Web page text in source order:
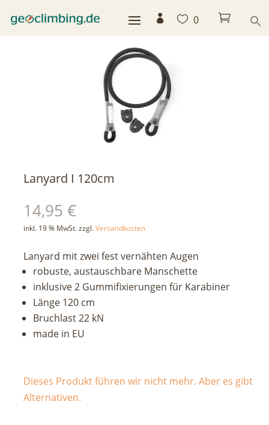
  0 
< zurück
Lanyard I 120cm
14,95 €
inkl. 19 % MwSt. zzgl.Versandkosten
Lanyard mit zwei fest vernähten Augen
robuste, austauschbare Manschette
inklusive 2 Gummifixierungen für Karabiner
Länge 120 cm
Bruchlast 22 kN
made in EU
Dieses Produkt führen wir nicht mehr. Aber es gibt
Alternativen.